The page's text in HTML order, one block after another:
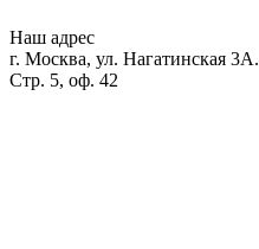
Наш адрес
г. Москва, ул. Нагатинская 3А.
Стр. 5, оф. 42